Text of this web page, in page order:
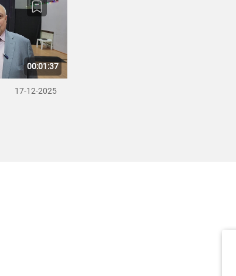
00:01:37
17-12-2025